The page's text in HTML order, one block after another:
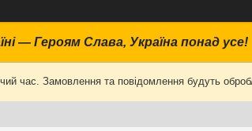
— Героям Слава, Україна понад усе!
час. Замовлення та повідомлення будуть